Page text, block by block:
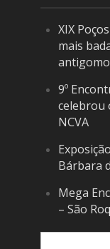
XIX
mais
9º
celebrou
NCVA
Bárbara
Mega
– São